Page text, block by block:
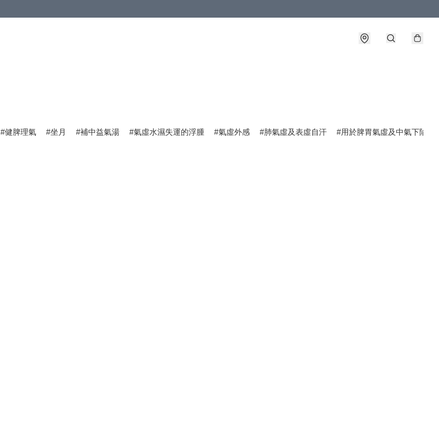
健脾理氣 坐月 補中益氣湯 氣虛水濕失運的浮腫 氣虛外感 肺氣虛及表虛自汗 用於脾胃氣虛及中氣下陷諸